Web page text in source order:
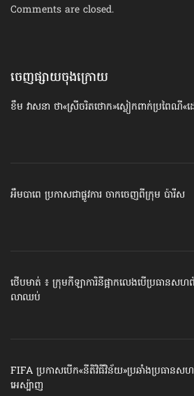
Comments are closed.
ចេញផ្សាយចុងក្រោយ
ខឹម វាសនា ថា«ស្រីចរិតថោក»​ស្លៀកពាក់ប្រពៃណី​«
អឹមបាពេ ប្រកាសជាផ្លូវការ ចាកចេញពីក្រុម ប៉ារីស
ថើបមាត់ ៖ ក្រុមកីឡាការិនី​ផ្អាកលេង​​បើប្រធានសហ
លាឈប់
FIFA ប្រកាសបើក​«នីតិវិធីវិន័យ»​ប្រឆាំងប្រធានសហ
អេស្ប៉ាញ